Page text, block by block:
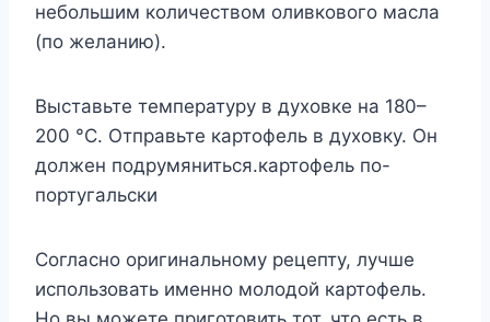
небольшим количеством оливкового масла
(по желанию).
Выставьте температуру в духовке на 180–
200 °С. Отправьте картофель в духовку. Он
должен подрумяниться.картофель по-
португальски
Согласно оригинальному рецепту, лучше
использовать именно молодой картофель.